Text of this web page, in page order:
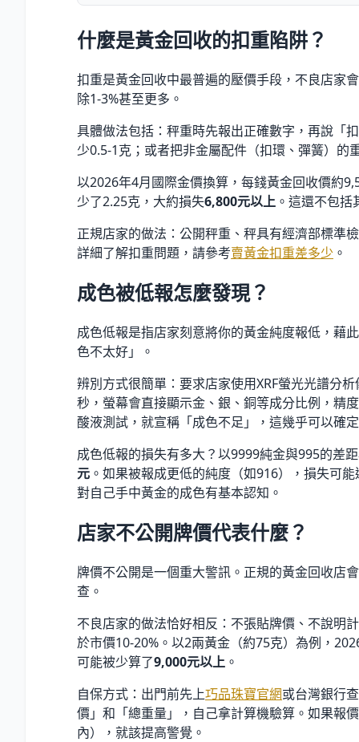
什麼是黃金回收的扣重陷阱？
扣重是黃金回收中最普遍的壓價手段，不良店家
除1-3%甚至更多。
具體做法包括：秤重時先報出正確數字，再說「
少0.5-1克；或者把非金屬配件（扣環、彈簧）
以2026年4月國際金價換算，每錢黃金回收價約
少了2.25克，大約損失6,800元以上 。這還不包
正規店家的做法：公開秤重、秤具有經濟部標準
詳細了解扣重問題，請參考賣黃金扣重差多少 。
成色被低報怎麼發現？
成色低報是指店家刻意將你的黃金純度報低，藉
色不太好」。
辨別方式很簡單：要求店家使用XRF螢光光譜分
秒，螢幕會直接顯示金、銀、銅等成分比例，精
酸液測試，就宣稱「成色不足」，這幾乎可以確
成色低報的損失有多大？以9999純金與995的差
元 。如果被報成更低的純度（如916），損失可能
對自己手中黃金的成色有基本認知。
店家不公開牌價代表什麼？
牌價不公開是一個重大警訊。正規的黃金回收店
查。
不良店家的做法恰好相反：不張貼牌價、不說明
於市價10-20% 。以2兩黃金（約75克）為例，
可能被少算了9,000元以上 。
自保方式：出門前先上巧品珠寶官網或台灣銀行
價」和「總重量」，自己拿計算機驗算。如果報
內），就該提高警覺。